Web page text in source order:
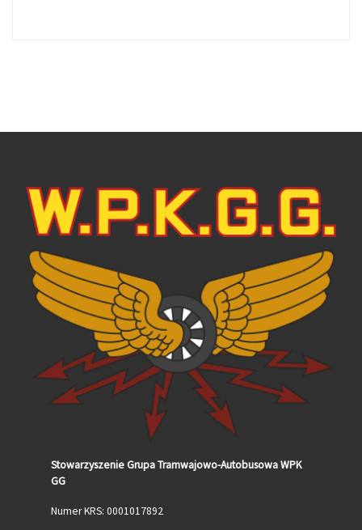
Stowarzyszenie Grupa Tramwajowo-Autobusowa WPK
GG
Numer KRS: 0001017892